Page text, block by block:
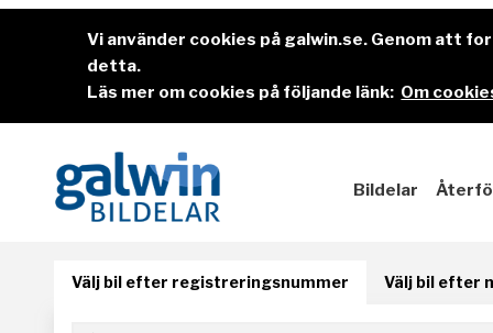
Vi använder cookies på galwin.se. Genom att
detta.
Läs mer om cookies på följande länk: Om
Bildelar
Välj bil efter registreringsnummer Välj bil efter